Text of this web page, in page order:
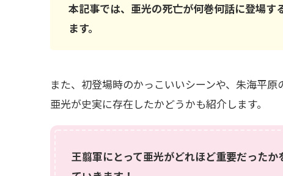
本記事では、亜光の死亡が何巻何話に登場
ます。
また、初登場時のかっこいいシーンや、朱海平
亜光が史実に存在したかどうかも紹介します。
王翦軍にとって亜光がどれほど重要だった